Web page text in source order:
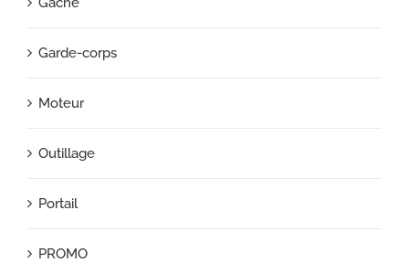
Garde-corps
Moteur
Outillage
Portail
PROMO